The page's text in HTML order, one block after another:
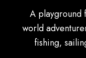
A playground
world
fishing,